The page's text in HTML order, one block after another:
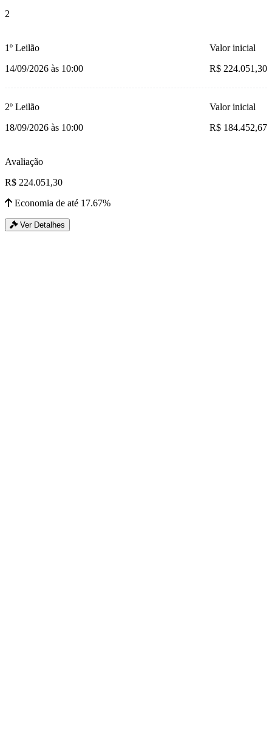
2
1º Leilão
14/09/2026 às 10:00
Valor inicial
R$ 224.051,30
2º Leilão
18/09/2026 às 10:00
Valor inicial
R$ 184.452,67
Avaliação
R$ 224.051,30
Economia de até 17.67%
Ver Detalhes